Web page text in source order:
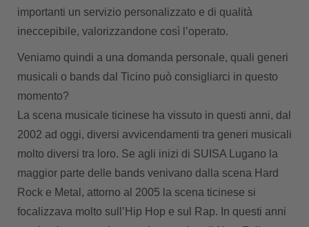
importanti un servizio personalizzato e di qualità
ineccepibile, valorizzandone così l’operato.
Veniamo quindi a una domanda personale, quali generi
musicali o bands dal Ticino può consigliarci in questo
momento?
La scena musicale ticinese ha vissuto in questi anni, dal
2002 ad oggi, diversi avvicendamenti tra generi musicali
molto diversi tra loro. Se agli inizi di SUISA Lugano la
maggior parte delle bands venivano dalla scena Hard
Rock e Metal, attorno al 2005 la scena ticinese si
focalizzava molto sull’Hip Hop e sul Rap. In questi anni